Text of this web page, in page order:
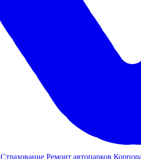
Страхование Ремонт автопарков